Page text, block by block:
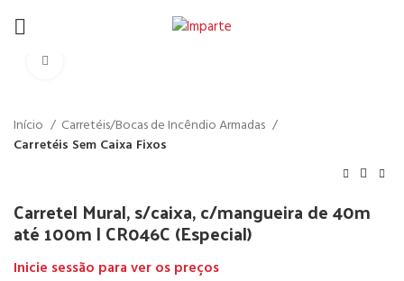
Início
Carretéis/Bocas de Incêndio Armadas
Carretéis Sem Caixa Fixos
Carretel Mural, s/caixa, c/mangueira de 40m
até 100m | CR046C (Especial)
Inicie sessão para ver os preços